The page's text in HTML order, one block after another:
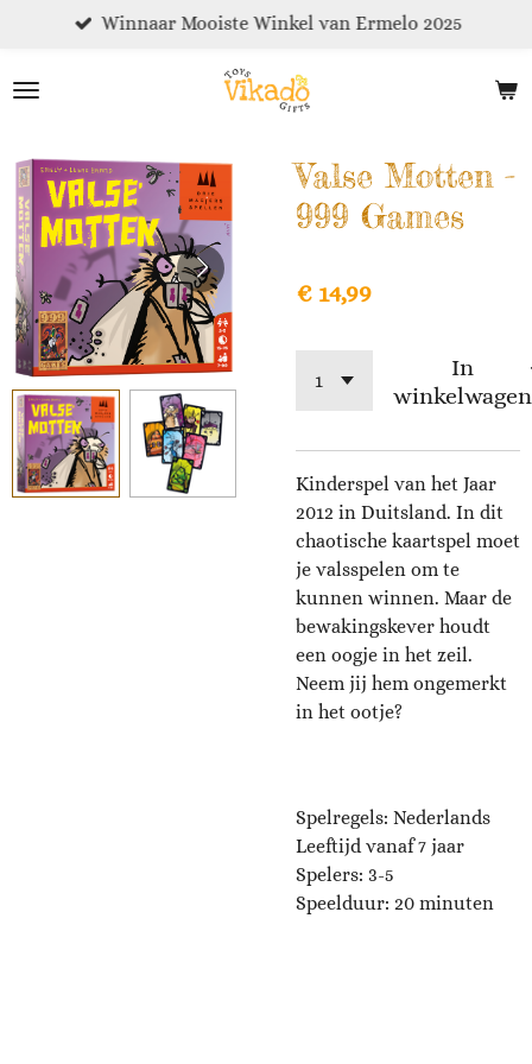
naar
Winnaar Mooiste Winkel van Ermelo 2025
Valse Motten -
999 Games
€ 14,99
In
winkelwagen
Kinderspel van het Jaar
2012 in Duitsland. In dit
chaotische kaartspel moet
je valsspelen om te
kunnen winnen. Maar de
bewakingskever houdt
een oogje in het zeil.
Neem jij hem ongemerkt
in het ootje?
Spelregels: Nederlands
Leeftijd vanaf 7 jaar
Spelers: 3-5
Speelduur: 20 minuten